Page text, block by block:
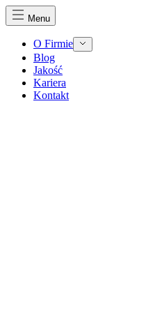
Menu
O Firmie
Blog
Jakość
Kariera
Kontakt